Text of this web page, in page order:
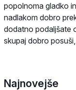
popolnoma gladko
nadlakom dobro
dodatno podaljšate
skupaj dobro
Najnovejše